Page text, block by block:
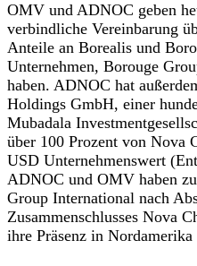
OMV und ADNOC geben
verbindliche Vereinbarung
Anteile an Borealis und
Unternehmen, Borouge
haben. ADNOC hat
Holdings GmbH, einer
Mubadala
über 100 Prozent von Nova
USD Unternehmenswert
ADNOC und OMV haben
Group International nach
Zusammenschlusses Nova
ihre Präsenz in Nordamerika